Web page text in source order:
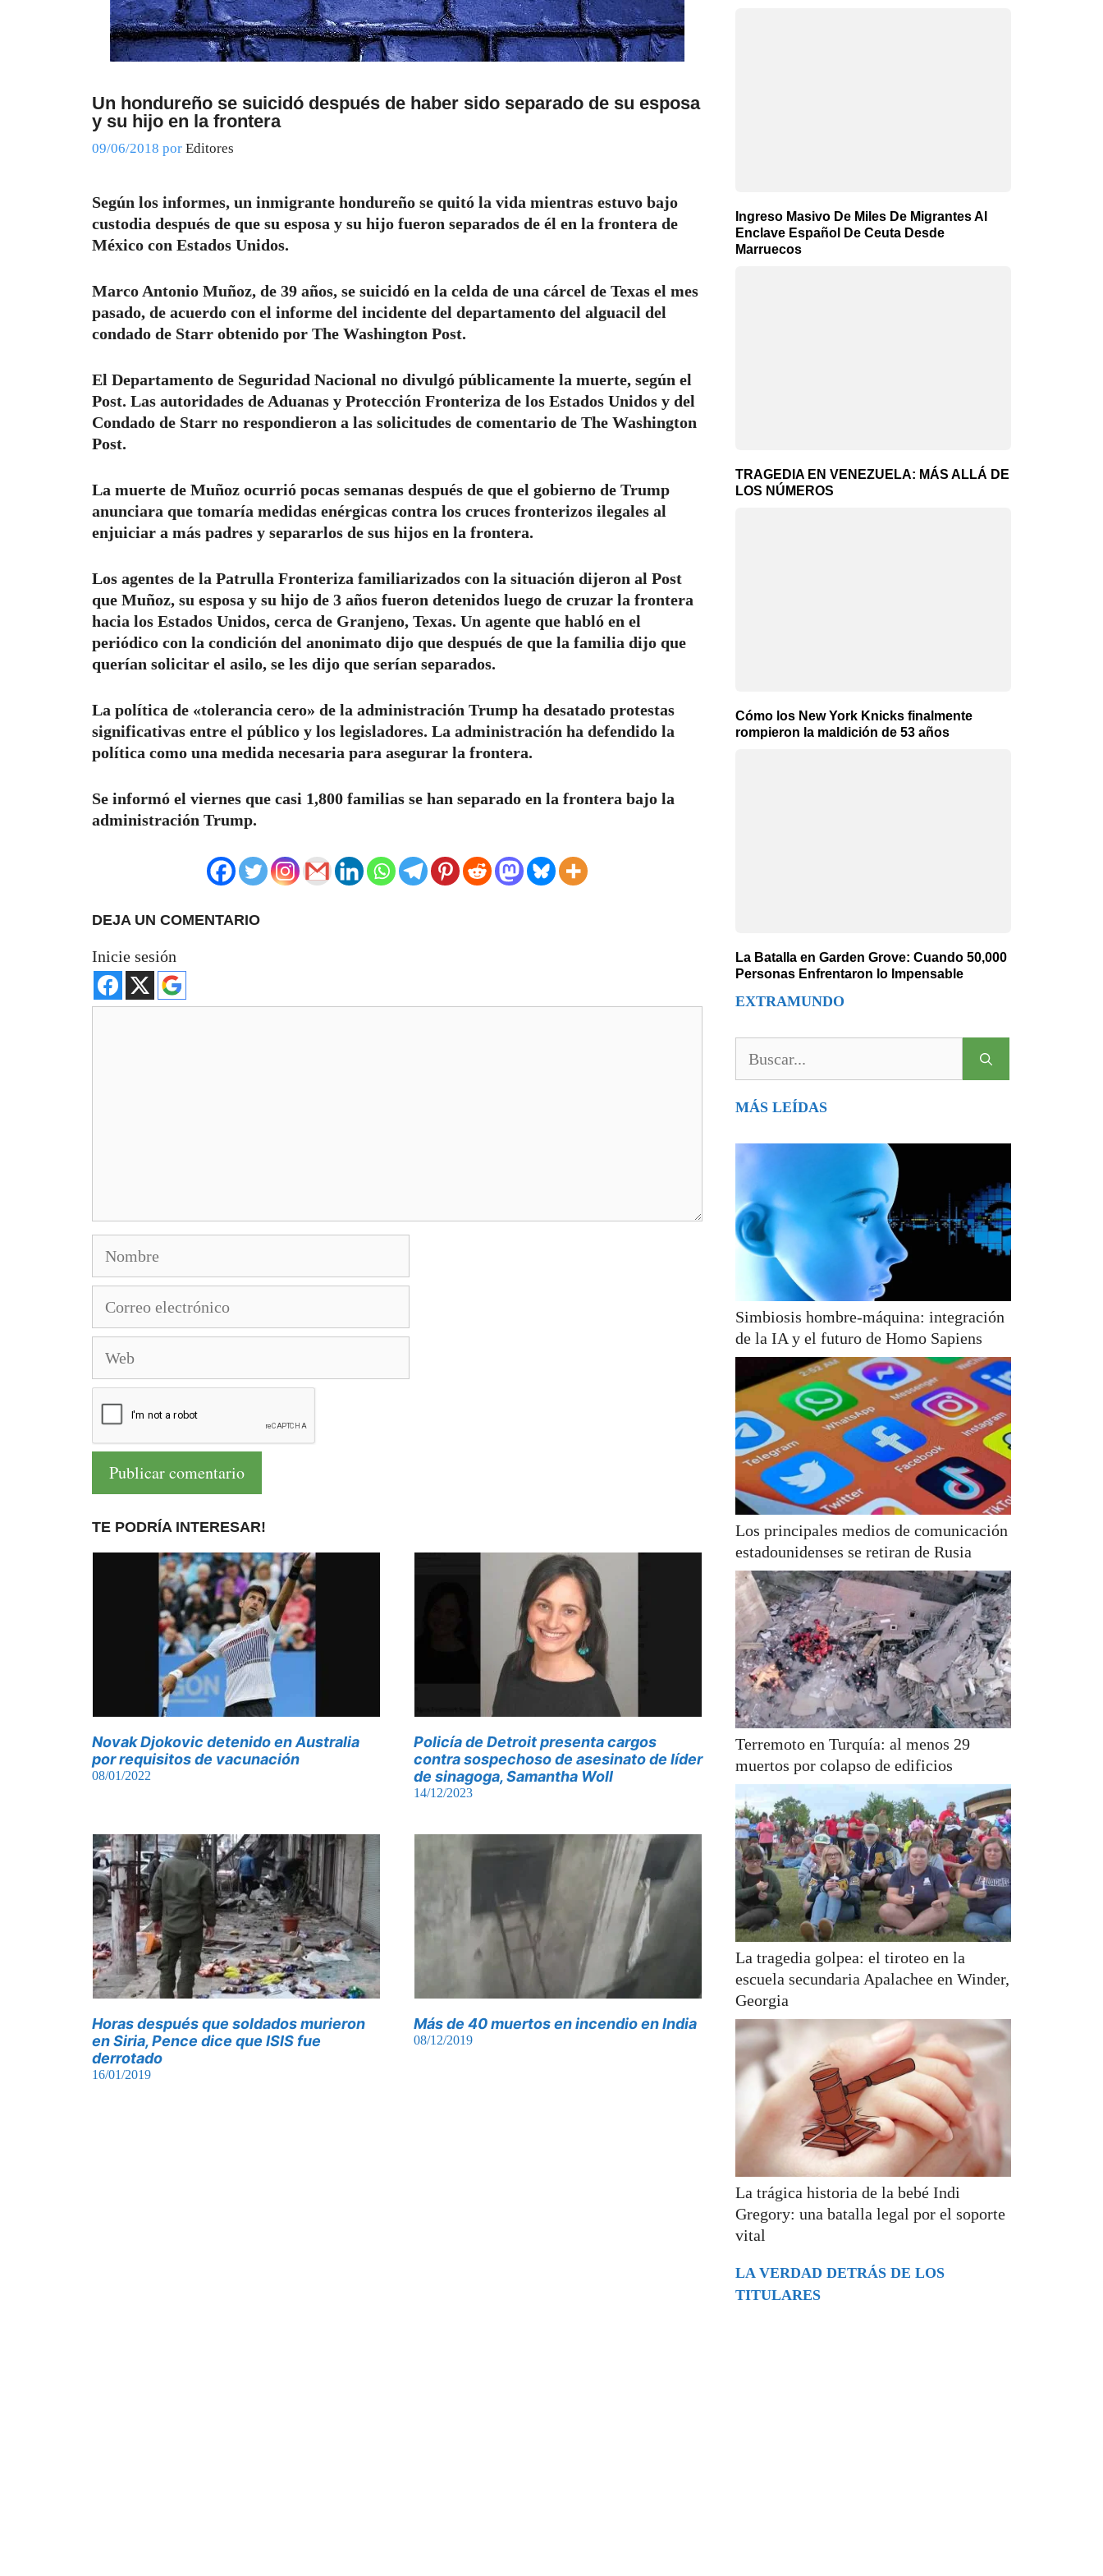
Un hondureño se suicidó después de haber sido separado de su esposa
y su hijo en la frontera
09/06/2018 por Editores
Según los informes, un inmigrante hondureño se quitó la vida mientras estuvo bajo
custodia después de que su esposa y su hijo fueron separados de él en la frontera de
México con Estados Unidos.
Marco Antonio Muñoz, de 39 años, se suicidó en la celda de una cárcel de Texas el mes
pasado, de acuerdo con el informe del incidente del departamento del alguacil del
condado de Starr obtenido por The Washington Post.
El Departamento de Seguridad Nacional no divulgó públicamente la muerte, según el
Post. Las autoridades de Aduanas y Protección Fronteriza de los Estados Unidos y del
Condado de Starr no respondieron a las solicitudes de comentario de The Washington
Post.
La muerte de Muñoz ocurrió pocas semanas después de que el gobierno de Trump
anunciara que tomaría medidas enérgicas contra los cruces fronterizos ilegales al
enjuiciar a más padres y separarlos de sus hijos en la frontera.
Los agentes de la Patrulla Fronteriza familiarizados con la situación dijeron al Post
que Muñoz, su esposa y su hijo de 3 años fueron detenidos luego de cruzar la frontera
hacia los Estados Unidos, cerca de Granjeno, Texas. Un agente que habló en el
periódico con la condición del anonimato dijo que después de que la familia dijo que
querían solicitar el asilo, se les dijo que serían separados.
La política de «tolerancia cero» de la administración Trump ha desatado protestas
significativas entre el público y los legisladores. La administración ha defendido la
política como una medida necesaria para asegurar la frontera.
Se informó el viernes que casi 1,800 familias se han separado en la frontera bajo la
administración Trump.
DEJA UN COMENTARIO
Inicie sesión
electrónico
TE PODRÍA INTERESAR!
Novak Djokovic detenido en Australia
por requisitos de vacunación
08/01/2022
Policía de Detroit presenta cargos
contra sospechoso de asesinato de líder
de sinagoga, Samantha Woll
14/12/2023
Horas después que soldados murieron
en Siria, Pence dice que ISIS fue
derrotado
16/01/2019
Más de 40 muertos en incendio en India
08/12/2019
Ingreso Masivo De Miles De Migrantes Al
Enclave Español De Ceuta Desde
Marruecos
TRAGEDIA EN VENEZUELA: MÁS ALLÁ DE
LOS NÚMEROS
Cómo los New York Knicks finalmente
rompieron la maldición de 53 años
La Batalla en Garden Grove: Cuando 50,000
Personas Enfrentaron lo Impensable
EXTRAMUNDO
MÁS LEÍDAS
Simbiosis hombre-máquina: integración
de la IA y el futuro de Homo Sapiens
Los principales medios de comunicación
estadounidenses se retiran de Rusia
Terremoto en Turquía: al menos 29
muertos por colapso de edificios
La tragedia golpea: el tiroteo en la
escuela secundaria Apalachee en Winder,
Georgia
La trágica historia de la bebé Indi
Gregory: una batalla legal por el soporte
vital
LA VERDAD DETRÁS DE LOS
TITULARES